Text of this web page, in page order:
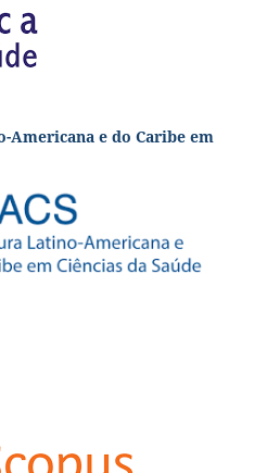
Americana e do Caribe em